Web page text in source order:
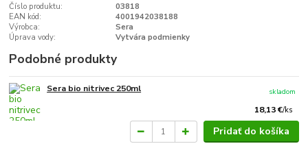
Číslo produktu:
03818
EAN kód:
4001942038188
Výrobca:
Sera
Úprava vody:
Vytvára podmienky
Podobné produkty
Sera bio nitrivec 250ml
18,13 €/ks
skladom
Pridať do košíka